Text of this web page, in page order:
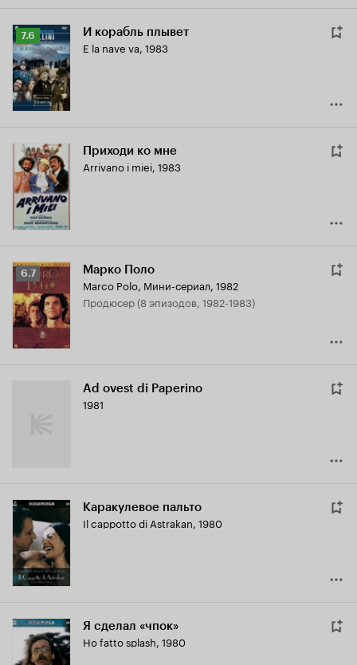
Рейтинг
Кинопоиска
7.6
7.6 И корабль плывет
E la nave va, 1983
Приходи ко мне
Arrivano i miei, 1983
Рейтинг
Кинопоиска
6.7
6.7 Марко Поло
Marco Polo, Мини-сериал, 1982
продюсер (8 эпизодов, 1982-1983)
Ad ovest di Paperino
1981
Каракулевое пальто
Il cappotto di Astrakan, 1980
Я сделал «чпок»
Ho fatto splash, 1980